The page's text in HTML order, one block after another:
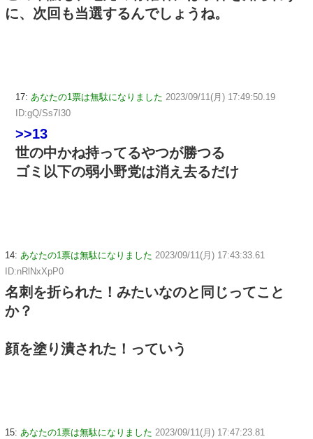
に、次回も当選するんでしょうね。
17: あなたの1票は無駄になりました 2023/09/11(月) 17:49:50.19
ID:gQ/Ss7I30
>>13
世の中かね持ってるやつが勝つる
ゴミ以下の弱小野党は消え去るだけ
14: あなたの1票は無駄になりました 2023/09/11(月) 17:43:33.61
ID:nRlNxXpP0
名刺を折られた！みたいなのと同じってこと
か？
顔を塗り潰された！っていう
15: あなたの1票は無駄になりました 2023/09/11(月) 17:47:23.81